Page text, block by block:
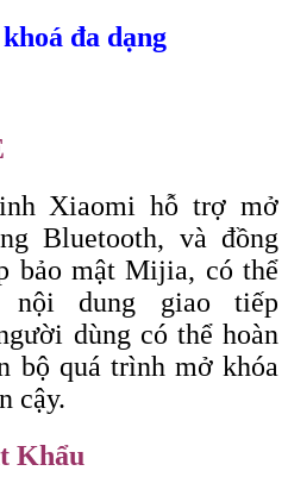
đa dạng
Xiaomi hỗ trợ mở
Bluetooth, và đồng
bảo mật Mijia, có thể
dung giao tiếp
dùng có thể hoàn
bộ quá trình mở khóa
cậy.
Khẩu